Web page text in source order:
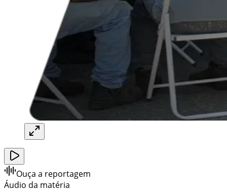
Ouça a reportagem
Áudio da matéria